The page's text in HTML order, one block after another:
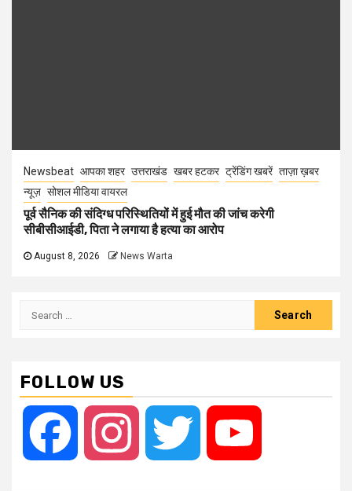
Newsbeat आपका शहर उत्तराखंड खबर हटकर ट्रेंडिंग खबरें ताज़ा ख़बर
न्यूज़ सोशल मीडिया वायरल
पूर्व सैनिक की संदिग्ध परिस्थितियों में हुई मौत की जांच करेगी
सीबीसीआईडी, पिता ने लगाया है हत्या का आरोप
August 8, 2026 News Warta
Search
FOLLOW US
Facebook Instagram Twitter